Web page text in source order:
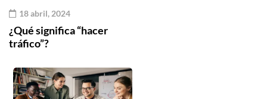
18 abril, 2024
¿Qué significa “hacer
tráfico”?